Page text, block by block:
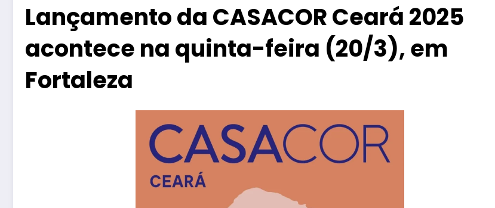
Lançamento da CASACOR Ceará 2025
acontece na quinta-feira (20/3), em
Fortaleza